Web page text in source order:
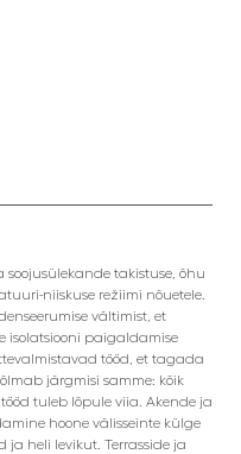
soojusülekande takistuse, õhu
niiskuse režiimi nõuetele.
vältimist, et
isolatsiooni paigaldamise
tööd, et tagada
järgmisi samme: kõik
tuleb lõpule viia. Akende ja
hoone välisseinte külge
heli levikut. Terrasside ja